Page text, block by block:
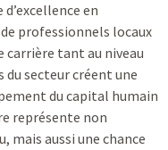
en
professionnels locaux
tant au niveau
secteur créent une
du capital humain
représente non
mais aussi une chance